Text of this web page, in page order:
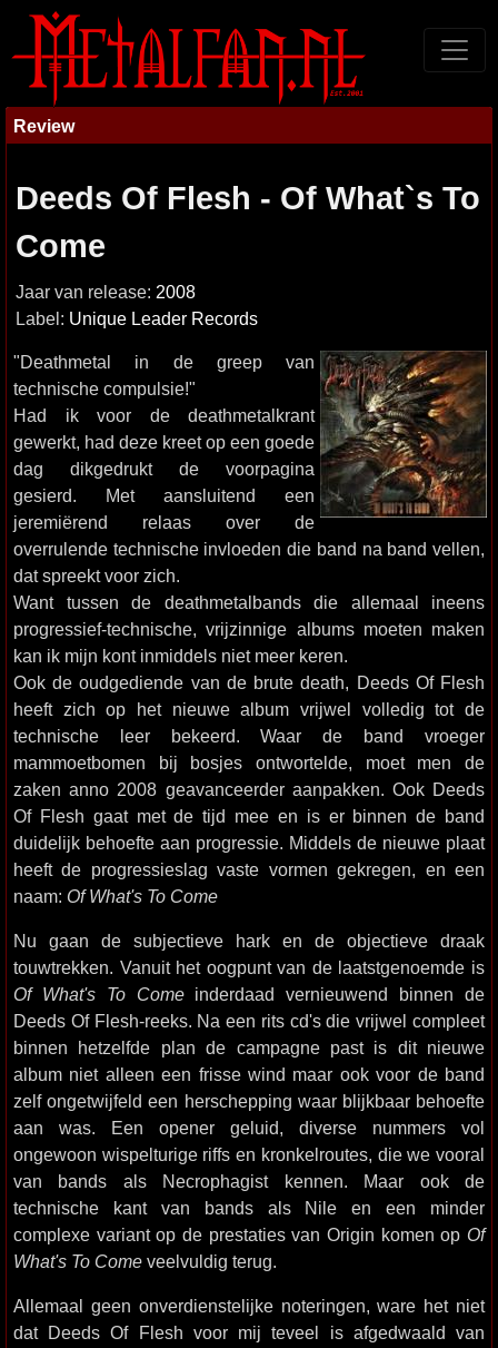
Review
Deeds Of Flesh - Of What`s To
Come
Jaar van release: 2008
Label: Unique Leader Records
"Deathmetal in de greep van
technische compulsie!"
Had ik voor de deathmetalkrant
gewerkt, had deze kreet op een goede
dag dikgedrukt de voorpagina
gesierd. Met aansluitend een
jeremiërend relaas over de
overrulende technische invloeden die band na band vellen,
dat spreekt voor zich.
Want tussen de deathmetalbands die allemaal ineens
progressief-technische, vrijzinnige albums moeten maken
kan ik mijn kont inmiddels niet meer keren.
Ook de oudgediende van de brute death, Deeds Of Flesh
heeft zich op het nieuwe album vrijwel volledig tot de
technische leer bekeerd. Waar de band vroeger
mammoetbomen bij bosjes ontwortelde, moet men de
zaken anno 2008 geavanceerder aanpakken. Ook Deeds
Of Flesh gaat met de tijd mee en is er binnen de band
duidelijk behoefte aan progressie. Middels de nieuwe plaat
heeft de progressieslag vaste vormen gekregen, en een
naam: Of What's To Come
Nu gaan de subjectieve hark en de objectieve draak
touwtrekken. Vanuit het oogpunt van de laatstgenoemde is
Of What's To Comeinderdaad vernieuwend binnen de
Deeds Of Flesh-reeks. Na een rits cd's die vrijwel compleet
binnen hetzelfde plan de campagne past is dit nieuwe
album niet alleen een frisse wind maar ook voor de band
zelf ongetwijfeld een herschepping waar blijkbaar behoefte
aan was. Een opener geluid, diverse nummers vol
ongewoon wispelturige riffs en kronkelroutes, die we vooral
van bands als Necrophagist kennen. Maar ook de
technische kant van bands als Nile en een minder
complexe variant op de prestaties van Origin komen op Of
What's To Come veelvuldig terug.
Allemaal geen onverdienstelijke noteringen, ware het niet
dat Deeds Of Flesh voor mij teveel is afgedwaald van